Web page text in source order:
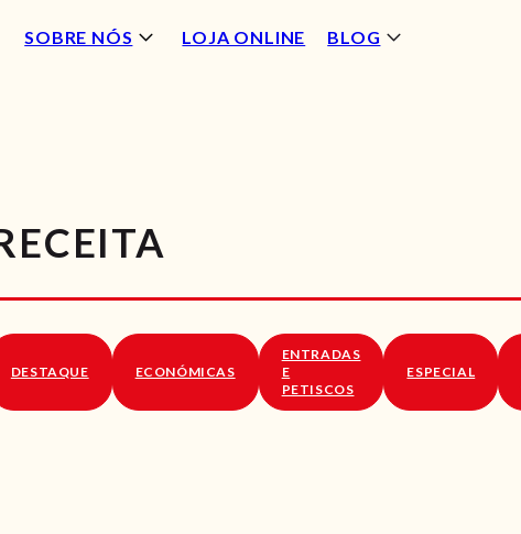
SOBRE NÓS LOJA ONLINE BLOG
SOBRE NÓS
DESTAQUE ECONÓMICAS
ENTRADAS
E
PETISCOS
ESPECIAL